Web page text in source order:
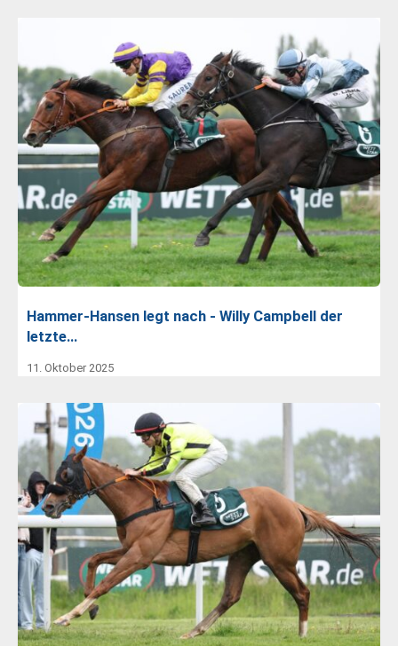
Hammer-Hansen legt nach - Willy Campbell der
letzte…
11. Oktober 2025